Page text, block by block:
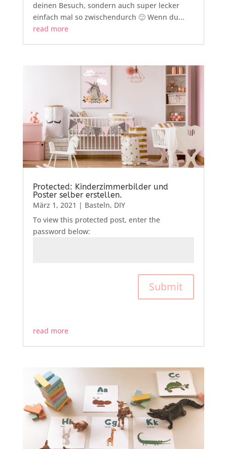
deinen Besuch, sondern auch super lecker
einfach mal so zwischendurch 🙂 Wenn du...
read more
Protected: Kinderzimmerbilder und
Poster selber erstellen.
März 1, 2021 | Basteln, DIY
To view this protected post, enter the
password below:
Submit
read more